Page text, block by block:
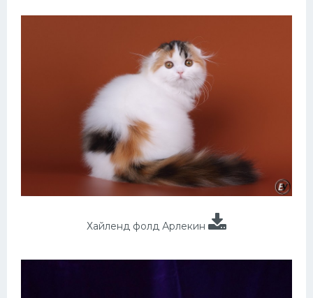
Хайленд фолд Арлекин